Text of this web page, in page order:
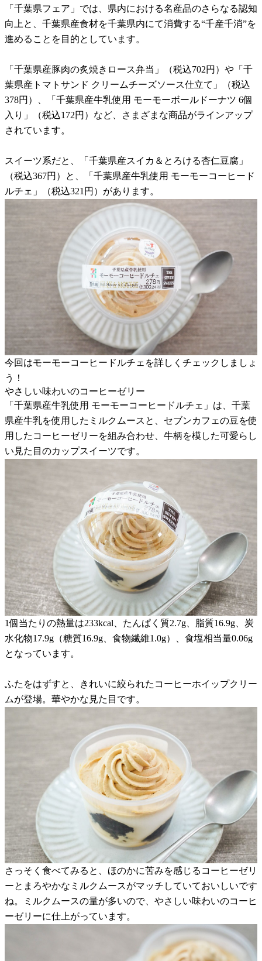
「千葉県フェア」では、県内における名産品のさらなる認知
向上と、千葉県産食材を千葉県内にて消費する“千産千消”を
進めることを目的としています。
「千葉県産豚肉の炙焼きロース弁当」（税込702円）や「千
葉県産トマトサンド クリームチーズソース仕立て」（税込
378円）、「千葉県産牛乳使用 モーモーボールドーナツ 6個
入り」（税込172円）など、さまざまな商品がラインアップ
されています。
スイーツ系だと、「千葉県産スイカ＆とろける杏仁豆腐」
（税込367円）と、「千葉県産牛乳使用 モーモーコーヒード
ルチェ」（税込321円）があります。
今回はモーモーコーヒードルチェを詳しくチェックしましょ
う！
やさしい味わいのコーヒーゼリー
「千葉県産牛乳使用 モーモーコーヒードルチェ」は、千葉
県産牛乳を使用したミルクムースと、セブンカフェの豆を使
用したコーヒーゼリーを組み合わせ、牛柄を模した可愛らし
い見た目のカップスイーツです。
1個当たりの熱量は233kcal、たんぱく質2.7g、脂質16.9g、炭
水化物17.9g（糖質16.9g、食物繊維1.0g）、食塩相当量0.06g
となっています。
ふたをはずすと、きれいに絞られたコーヒーホイップクリー
ムが登場。華やかな見た目です。
さっそく食べてみると、ほのかに苦みを感じるコーヒーゼリ
ーとまろやかなミルクムースがマッチしていておいしいです
ね。ミルクムースの量が多いので、やさしい味わいのコーヒ
ーゼリーに仕上がっています。